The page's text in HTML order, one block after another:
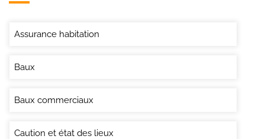
Assurance habitation
Baux
Baux commerciaux
Caution et état des lieux